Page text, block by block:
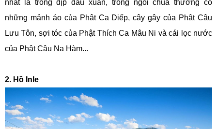
nhất là trong dịp đầu xuân, trong ngôi chùa thường có
những mảnh áo của Phật Ca Diếp, cây gậy của Phật Câu
Lưu Tôn, sợi tóc của Phật Thích Ca Mâu Ni và cái lọc nước
của Phật Câu Na Hàm...
2. Hồ Inle